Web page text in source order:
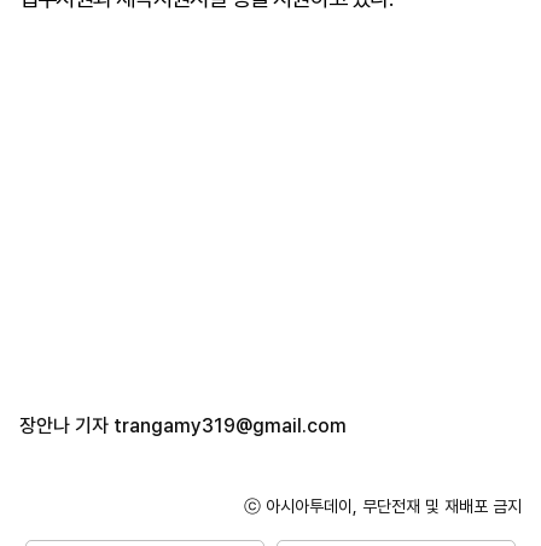
장안나 기자 trangamy319@gmail.com
ⓒ 아시아투데이, 무단전재 및 재배포 금지